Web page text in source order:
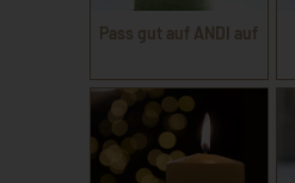
Pass gut auf ANDI auf